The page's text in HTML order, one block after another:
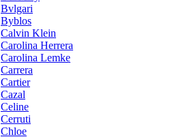
Bvlgari
Byblos
Calvin Klein
Carolina Herrera
Carolina Lemke
Carrera
Cartier
Cazal
Celine
Cerruti
Chloe